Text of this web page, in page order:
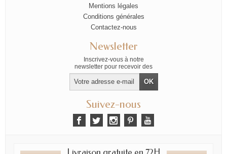
Mentions légales
Conditions générales
Contactez-nous
Newsletter
Inscrivez-vous à notre
newsletter pour recevoir des
offres exclusives
Suivez-nous